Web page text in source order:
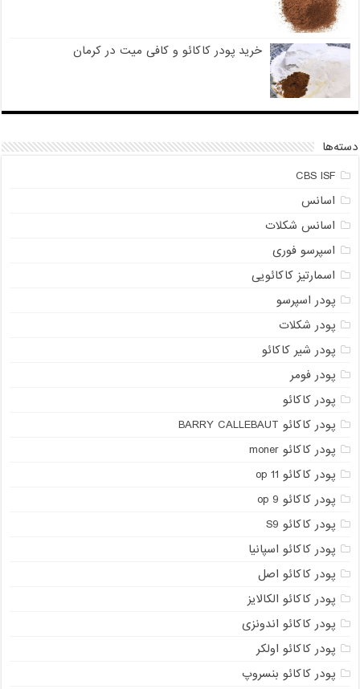
خرید پودر کاکائو و کافی میت در کرمان
دسته‌ها
CBS ISF
اسانس
اسانس شکلات
اسپرسو فوری
اسمارتیز کاکائویی
پودر اسپرسو
پودر شکلات
پودر شیر کاکائو
پودر فومر
پودر کاکائو
پودر کاکائو BARRY CALLEBAUT
پودر کاکائو moner
پودر کاکائو op 11
پودر کاکائو op 9
پودر کاکائو S9
پودر کاکائو اسپانیا
پودر کاکائو اصل
پودر کاکائو الکالایز
پودر کاکائو اندونزی
پودر کاکائو اولکر
پودر کاکائو بنسروپ